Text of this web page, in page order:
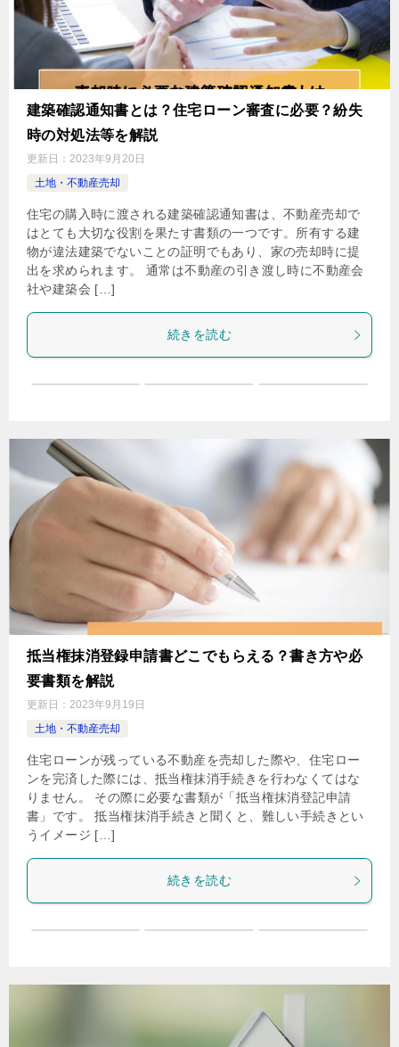
建築確認通知書とは？住宅ローン審査に必要？紛失
時の対処法等を解説
更新日： 2023年9月20日
土地・不動産売却
住宅の購入時に渡される建築確認通知書は、不動産売却で
はとても大切な役割を果たす書類の一つです。所有する建
物が違法建築でないことの証明でもあり、家の売却時に提
出を求められます。 通常は不動産の引き渡し時に不動産会
社や建築会 […]
続きを読む
抵当権抹消登録申請書どこでもらえる？書き方や必
要書類を解説
更新日： 2023年9月19日
土地・不動産売却
住宅ローンが残っている不動産を売却した際や、住宅ロー
ンを完済した際には、抵当権抹消手続きを行わなくてはな
りません。 その際に必要な書類が「抵当権抹消登記申請
書」です。 抵当権抹消手続きと聞くと、難しい手続きとい
うイメージ […]
続きを読む